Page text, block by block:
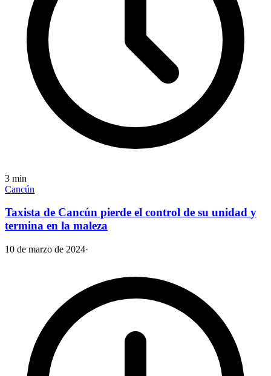
3 min
Cancún
Taxista de Cancún pierde el control de su unidad y
termina en la maleza
10 de marzo de 2024·